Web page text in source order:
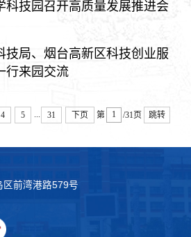
科技园召开高质量发展推进会
技局、烟台高新区科技创业服
行来园交流
4 5 31 下页 第 /31页 跳转
区前湾港路579号